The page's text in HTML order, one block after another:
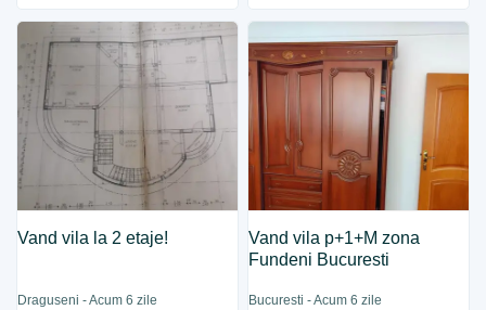
Vand vila la 2 etaje!
Draguseni - Acum 6 zile
Vand vila p+1+M zona
Fundeni Bucuresti
Bucuresti - Acum 6 zile